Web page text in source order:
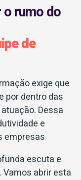
o rumo do
de
exige que
por dentro das
Dessa
e
empresas
escuta e
abrir esta